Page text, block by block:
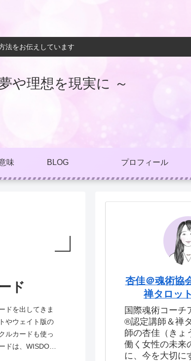
法をお伝えしています
や理想を現実に ～
味 BLOG プロフィール
ド
ドを出してきま
やウェイト版の
ルカードも使っ
ドは、WISDOM
杏佳＠魂術協
禅タロッ
国際魂術コーチ
®認定講師＆禅
師の杏佳（きょ
働く女性の未来
に、今を大切に